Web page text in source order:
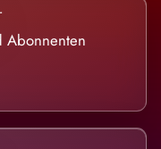
Abonnenten